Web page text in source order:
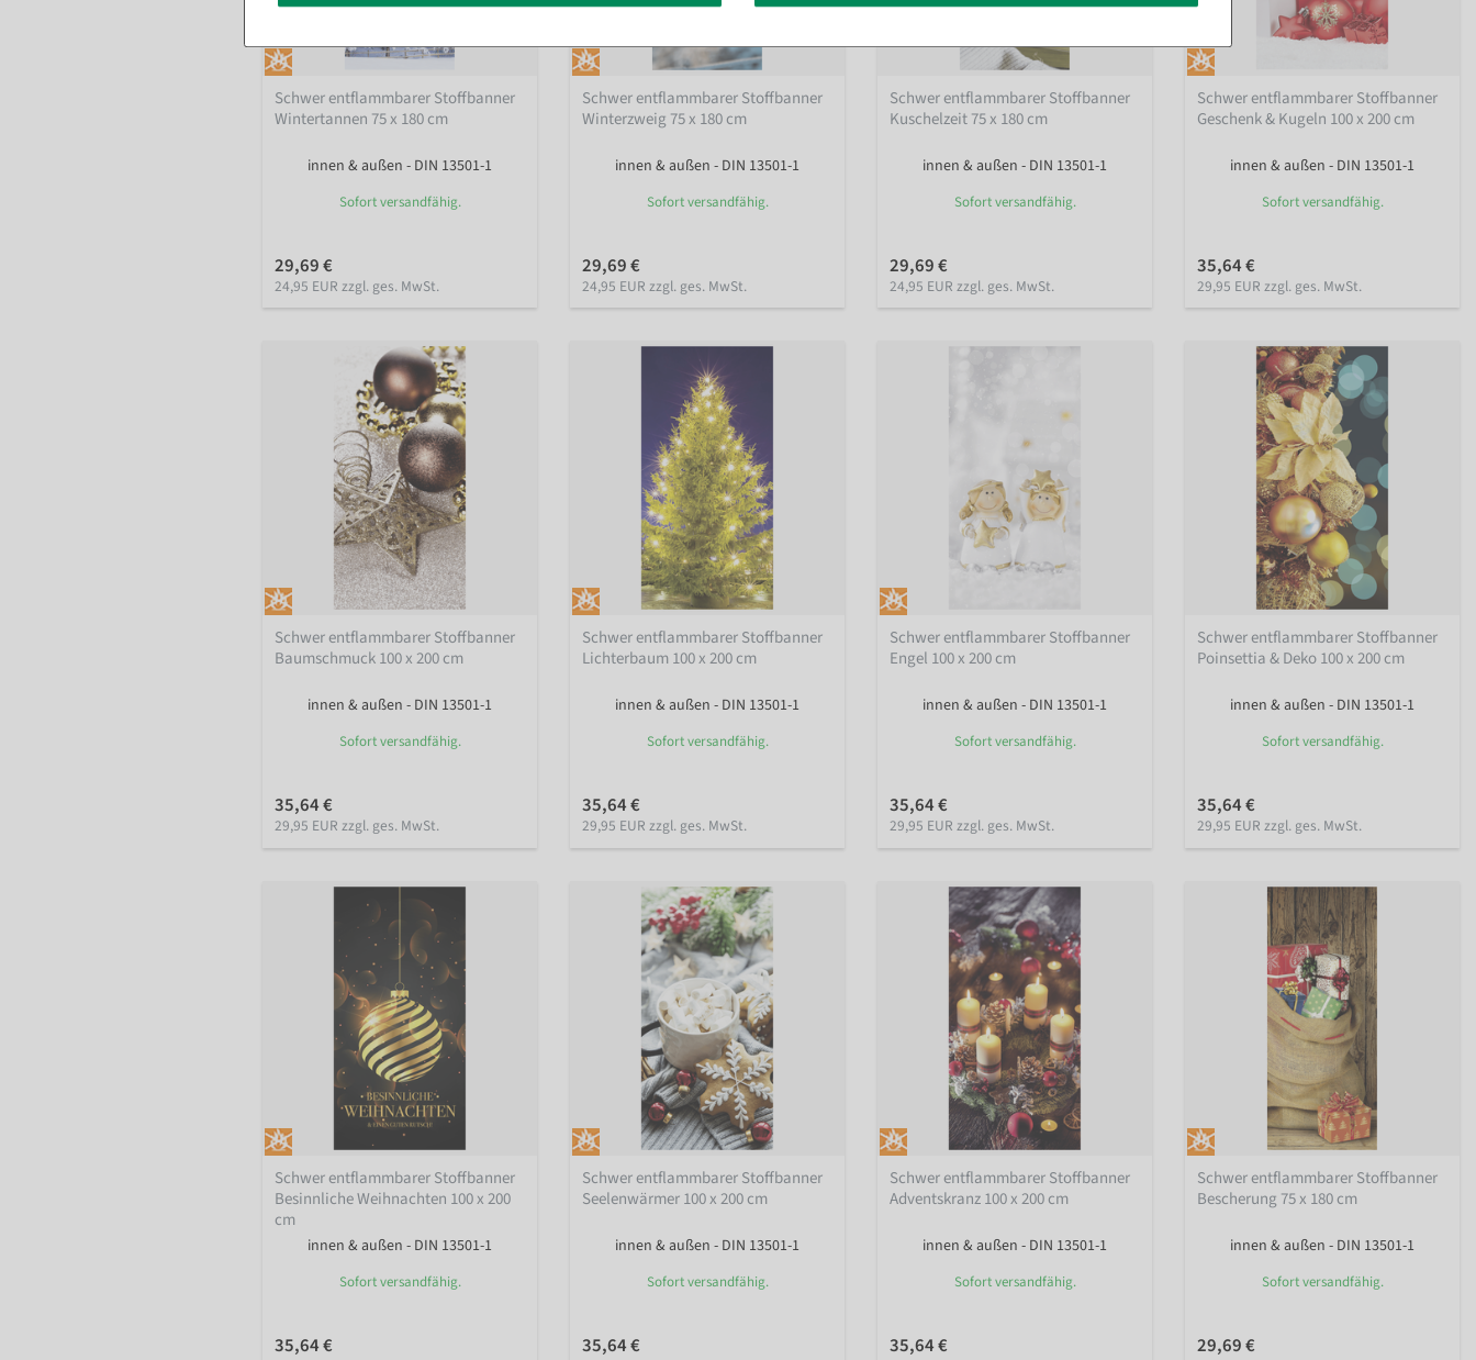
Schwer entflammbarer Stoffbanner
Wintertannen 75 x 180 cm
innen & außen - DIN 13501-1
Sofort versandfähig.
29,69 €
24,95 EUR zzgl. ges. MwSt.
Schwer entflammbarer Stoffbanner
Winterzweig 75 x 180 cm
innen & außen - DIN 13501-1
Sofort versandfähig.
29,69 €
24,95 EUR zzgl. ges. MwSt.
Schwer entflammbarer Stoffbanner
Kuschelzeit 75 x 180 cm
innen & außen - DIN 13501-1
Sofort versandfähig.
29,69 €
24,95 EUR zzgl. ges. MwSt.
Schwer entflammbarer Stoffbanner
Geschenk & Kugeln 100 x 200 cm
innen & außen - DIN 13501-1
Sofort versandfähig.
35,64 €
29,95 EUR zzgl. ges. MwSt.
Schwer entflammbarer Stoffbanner
Baumschmuck 100 x 200 cm
innen & außen - DIN 13501-1
Sofort versandfähig.
35,64 €
29,95 EUR zzgl. ges. MwSt.
Schwer entflammbarer Stoffbanner
Lichterbaum 100 x 200 cm
innen & außen - DIN 13501-1
Sofort versandfähig.
35,64 €
29,95 EUR zzgl. ges. MwSt.
Schwer entflammbarer Stoffbanner
Engel 100 x 200 cm
innen & außen - DIN 13501-1
Sofort versandfähig.
35,64 €
29,95 EUR zzgl. ges. MwSt.
Schwer entflammbarer Stoffbanner
Poinsettia & Deko 100 x 200 cm
innen & außen - DIN 13501-1
Sofort versandfähig.
35,64 €
29,95 EUR zzgl. ges. MwSt.
Schwer entflammbarer Stoffbanner
Besinnliche Weihnachten 100 x 200
cm
innen & außen - DIN 13501-1
Sofort versandfähig.
35,64 €
Schwer entflammbarer Stoffbanner
Seelenwärmer 100 x 200 cm
innen & außen - DIN 13501-1
Sofort versandfähig.
35,64 €
Schwer entflammbarer Stoffbanner
Adventskranz 100 x 200 cm
innen & außen - DIN 13501-1
Sofort versandfähig.
35,64 €
Schwer entflammbarer Stoffbanner
Bescherung 75 x 180 cm
innen & außen - DIN 13501-1
Sofort versandfähig.
29,69 €